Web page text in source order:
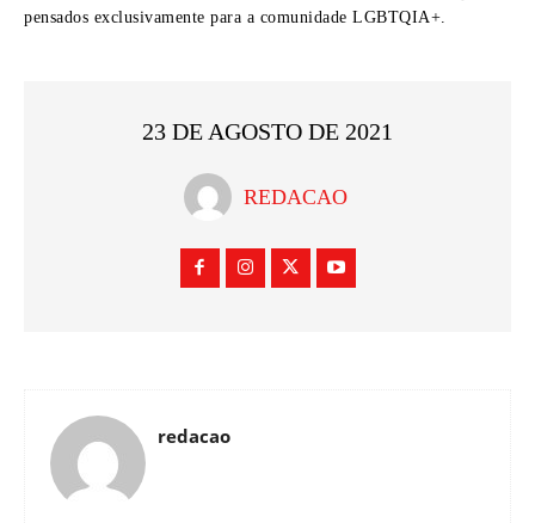
pensados exclusivamente para a comunidade LGBTQIA+.
23 DE AGOSTO DE 2021
REDACAO
redacao